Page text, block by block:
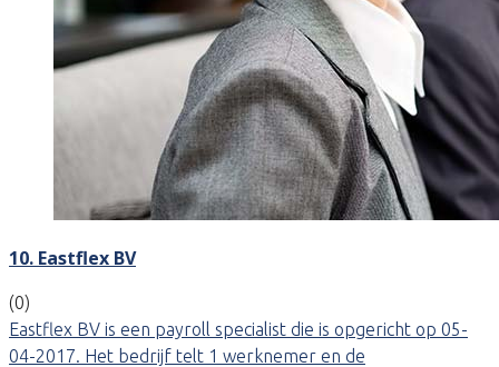
10. Eastflex BV
(0)
Eastflex BV is een payroll specialist die is opgericht op 05-
04-2017. Het bedrijf telt 1 werknemer en de